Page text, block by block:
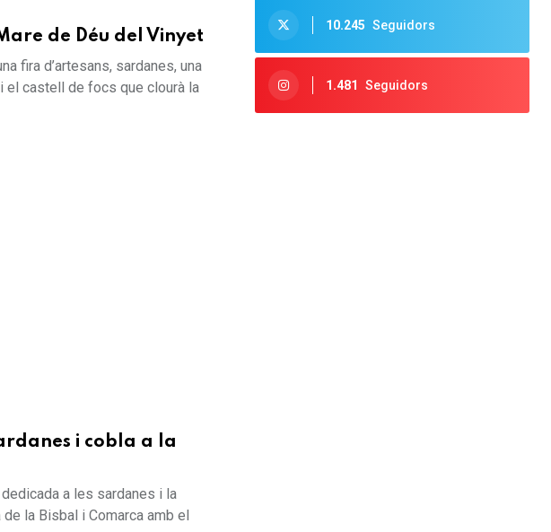
de Déu del Vinyet
fira d’artesans, sardanes, una
el castell de focs que clourà la
i cobla a la
a les sardanes i la
la Bisbal i Comarca amb el
10.245 Seguidors
1.481 Seguidors